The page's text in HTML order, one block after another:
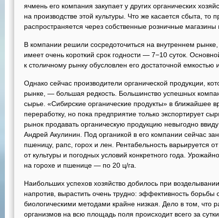
ячмень его компания закупает у других органических
на производстве этой культуры. Что же касается сбыта, то
распространяется через собственные розничные магазины
В компании решили сосредоточиться на внутреннем
имеет очень короткий срок годности — 7−10 суток.
к столичному рынку обусловлен его достаточной
Однако сейчас производители органической продукции,
рынке, — большая редкость. Большинство успешных
сырье. «Сибирские органические продукты» в ближайшее
переработку, но пока предприятие только экспортирует
рынок продавать органическую продукцию невыгодно
Андрей Акулинин. Под органикой в его компании сейчас
пшеницу, рапс, горох и лен. Рентабельность варьируется
от культуры и погодных условий конкретного года.
на горохе и пшенице — по 20 ц/га.
Наибольших успехов хозяйство добилось при
напротив, вырастить очень трудно: эффективность борьбы
биологическими методами крайне низкая. Дело в том, что
организмов на всю площадь поля происходит всего за